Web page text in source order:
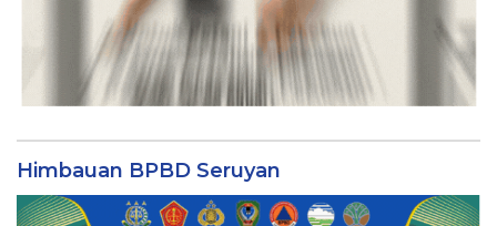
Himbauan BPBD Seruyan